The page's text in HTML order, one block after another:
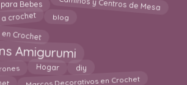
Bebes Caminos y Centros de Mesa
crochet blog
Crochet
Amigurumi
Hogar diy